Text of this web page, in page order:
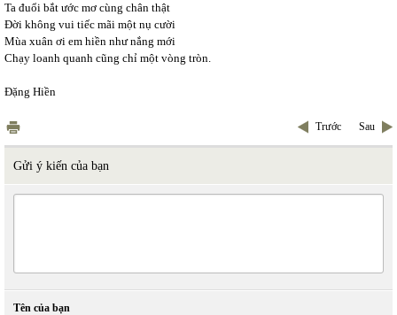
Ta đuổi bắt ước mơ cùng chân thật
Đời không vui tiếc mãi một nụ cười
Mùa xuân ơi em hiền như nắng mới
Chạy loanh quanh cũng chỉ một vòng tròn.
Đặng Hiền
Trước Sau
Gửi ý kiến của bạn
Tên của bạn